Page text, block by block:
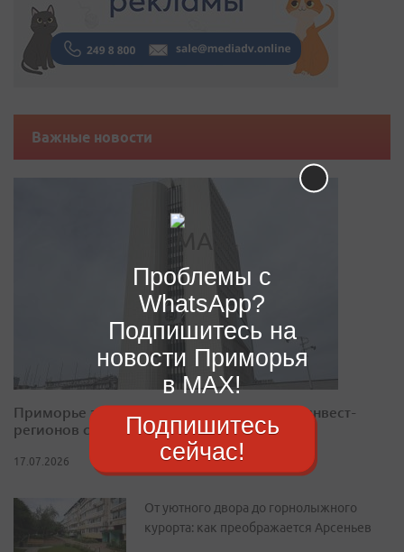
Важные новости
Приморье закрепилось в десятке лучших инвест-
регионов страны
17.07.2026
От уютного двора до горнолыжного
курорта: как преображается Арсеньев
Проблемы с
WhatsApp?
Подпишитесь на
новости Приморья
в MAX!
Подпишитесь
сейчас!